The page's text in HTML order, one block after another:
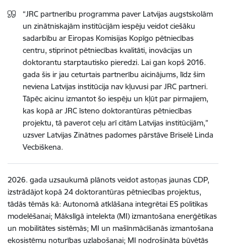
“JRC partnerību programma paver Latvijas augstskolām
un zinātniskajām institūcijām iespēju veidot ciešāku
sadarbību ar Eiropas Komisijas Kopīgo pētniecības
centru, stiprinot pētniecības kvalitāti, inovācijas un
doktorantu starptautisko pieredzi. Lai gan kopš 2016.
gada šis ir jau ceturtais partnerību aicinājums, līdz šim
neviena Latvijas institūcija nav kļuvusi par JRC partneri.
Tāpēc aicinu izmantot šo iespēju un kļūt par pirmajiem,
kas kopā ar JRC īsteno doktorantūras pētniecības
projektu, tā paverot ceļu arī citām Latvijas institūcijām,”
uzsver Latvijas Zinātnes padomes pārstāve Briselē Linda
Vecbiškena.
2026. gada uzsaukumā plānots veidot astoņas jaunas CDP,
izstrādājot kopā 24 doktorantūras pētniecības projektus,
tādās tēmās kā: Autonomā atklāšana integrētai ES politikas
modelēšanai; Mākslīgā intelekta (MI) izmantošana enerģētikas
un mobilitātes sistēmās; MI un mašīnmācīšanās izmantošana
ekosistēmu noturības uzlabošanai; MI nodrošināta būvētās